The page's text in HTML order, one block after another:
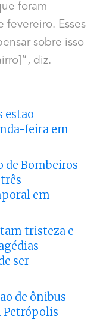
foram
fevereiro. Esses
sobre isso
diz.
estão
feira em
de Bombeiros
em
tristeza e
ser
de ônibus
Petrópolis